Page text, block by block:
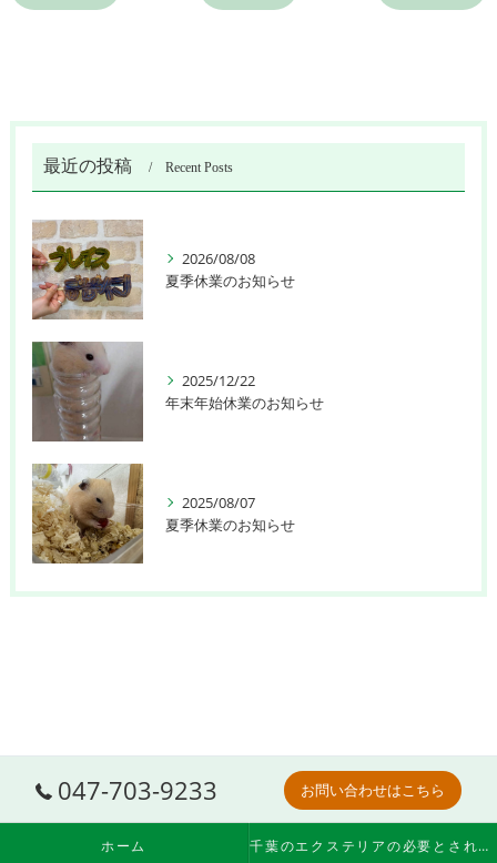
最近の投稿 Recent Posts
2026/08/08
夏季休業のお知らせ
2025/12/22
年末年始休業のお知らせ
2025/08/07
夏季休業のお知らせ
047-703-9233 お問い合わせはこちら
ホーム 千葉のエクステリアの必要とされる理由